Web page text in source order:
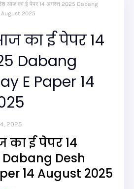
आज का ई पेपर 14 अगस्त 2025 Dabang
August 2025
का ई पेपर 14
Dabang
E Paper 14
2025
ई पेपर 14
Desh
14 August 2025